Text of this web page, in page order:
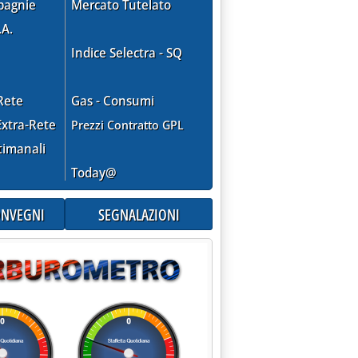
e chi incassa'
Rete
Mercato Tutelato
Indice Selectra - SQ
Gas - Consumi
Prezzi Contratto GPL
Today@
SEGNALAZIONI